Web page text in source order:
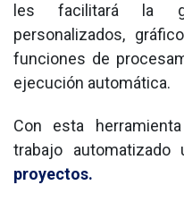
les facilitará la
personalizados,
funciones de
ejecución automática.
Con esta
trabajo
proyectos.